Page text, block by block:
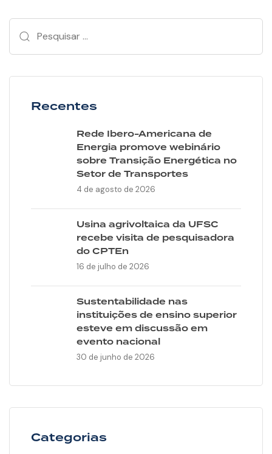
Recentes
Rede Ibero-Americana de
Energia promove webinário
sobre Transição Energética no
Setor de Transportes
4 de agosto de 2026
Usina agrivoltaica da UFSC
recebe visita de pesquisadora
do CPTEn
16 de julho de 2026
Sustentabilidade nas
instituições de ensino superior
esteve em discussão em
evento nacional
30 de junho de 2026
Categorias